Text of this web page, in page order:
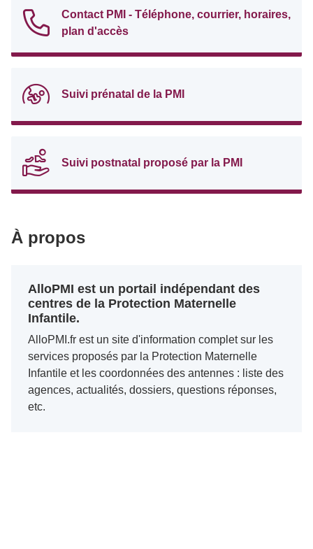
Contact PMI - Téléphone, courrier, horaires,
plan d'accès
Suivi prénatal de la PMI
Suivi postnatal proposé par la PMI
À propos
AlloPMI est un portail indépendant des
centres de la Protection Maternelle
Infantile.
AlloPMI.fr est un site d'information complet sur les
services proposés par la Protection Maternelle
Infantile et les coordonnées des antennes : liste des
agences, actualités, dossiers, questions réponses,
etc.